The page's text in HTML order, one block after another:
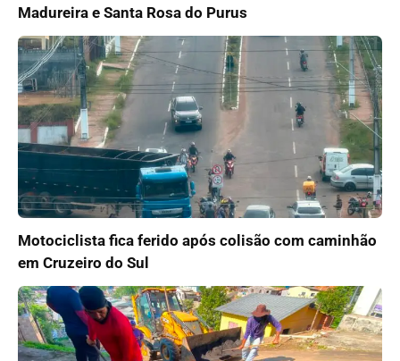
Madureira e Santa Rosa do Purus
Motociclista fica ferido após colisão com caminhão
em Cruzeiro do Sul